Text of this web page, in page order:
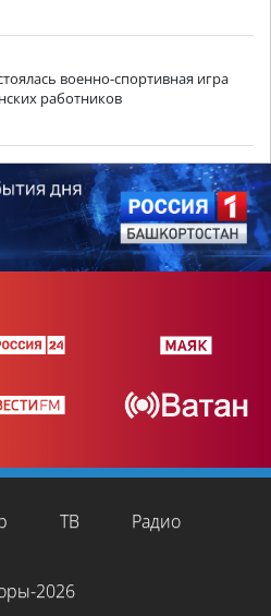
военно-спортивная игра
работников
ТВ Радио
2026